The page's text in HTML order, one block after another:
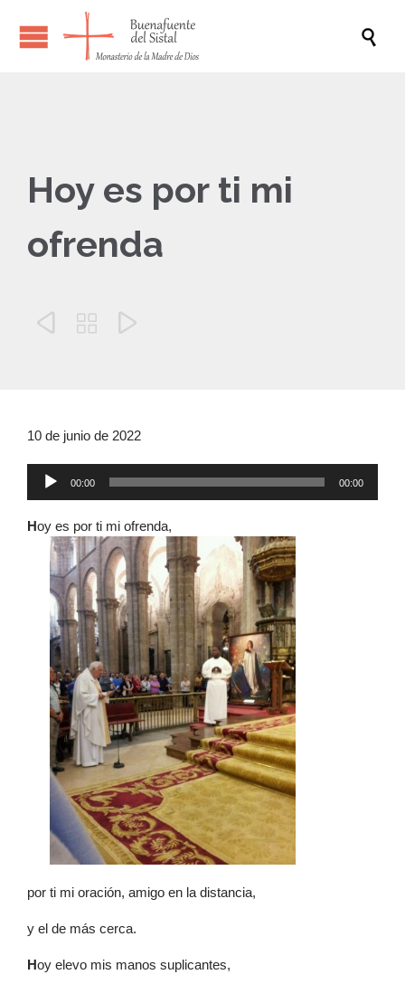

Hoy es por ti mi
ofrenda
  
10 de junio de 2022
00:00 00:00
Hoy es por ti mi ofrenda,
por ti mi oración, amigo en la distancia,
y el de más cerca.
Hoy elevo mis manos suplicantes,